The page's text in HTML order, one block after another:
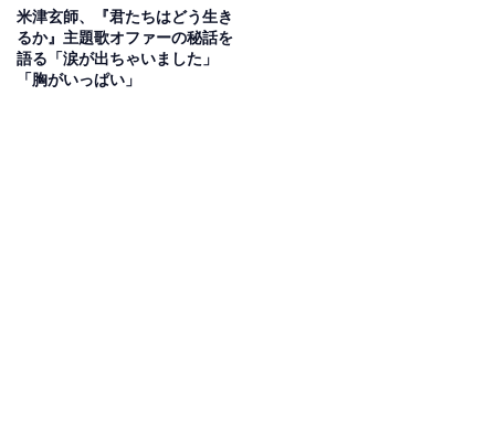
米津玄師、『君たちはどう生き
るか』主題歌オファーの秘話を
語る「涙が出ちゃいました」
「胸がいっぱい」